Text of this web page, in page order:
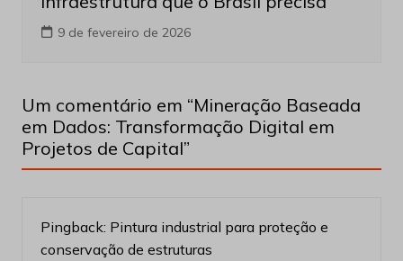
9 de fevereiro de 2026
Um comentário em “Mineração Baseada
em Dados: Transformação Digital em
Projetos de Capital”
Pingback: Pintura industrial para proteção e
conservação de estruturas